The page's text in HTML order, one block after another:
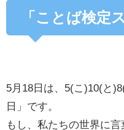
「ことば検定
5月18日は、5(こ)10(と
日」です。
もし、私たちの世界に